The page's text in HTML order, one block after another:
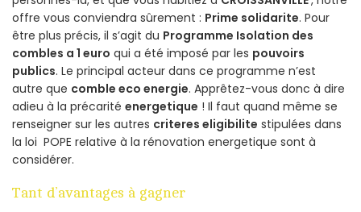
offre vous conviendra sûrement : Prime solidarite. Pour
être plus précis, il s’agit du Programme Isolation des
combles a 1 euro qui a été imposé par les pouvoirs
publics. Le principal acteur dans ce programme n’est
autre que comble eco energie. Apprêtez-vous donc à dire
adieu à la précarité energetique ! Il faut quand même se
renseigner sur les autres criteres eligibilite stipulées dans
la loi POPE relative à la rénovation energetique sont à
considérer.
Tant d’avantages à gagner